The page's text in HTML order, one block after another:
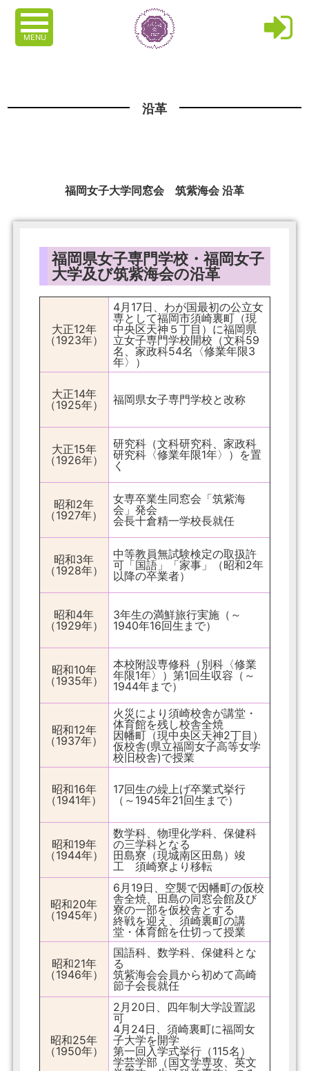
MENU
沿革
福岡女子大学同窓会 筑紫海会 沿革
福岡県女子専門学校・福岡女子
大学及び筑紫海会の沿革
大正12年
（1923年）
4月17日、わが国最初の公立女
専として福岡市須崎裏町（現
中央区天神５丁目）に福岡県
立女子専門学校開校（文科59
名、家政科54名〈修業年限3
年〉）
大正14年
（1925年）
福岡県女子専門学校と改称
大正15年
（1926年）
研究科（文科研究科、家政科
研究科〈修業年限1年〉）を置
く
昭和2年
（1927年）
女専卒業生同窓会「筑紫海
会」発会
会長十倉精一学校長就任
昭和3年
（1928年）
中等教員無試験検定の取扱許
可「国語」「家事」（昭和2年
以降の卒業者）
昭和4年
（1929年）
3年生の満鮮旅行実施（～
1940年16回生まで）
昭和10年
（1935年）
本校附設専修科（別科〈修業
年限1年〉）第1回生収容（～
1944年まで）
昭和12年
（1937年）
火災により須崎校舎が講堂・
体育館を残し校舎全焼
因幡町（現中央区天神2丁目）
仮校舎(県立福岡女子高等女学
校旧校舎)で授業
昭和16年
（1941年）
17回生の繰上げ卒業式挙行
（～1945年21回生まで）
昭和19年
（1944年）
数学科、物理化学科、保健科
の三学科となる
田島寮（現城南区田島）竣
工 須崎寮より移転
昭和20年
（1945年）
6月19日、空襲で因幡町の仮校
舎全焼、田島の同窓会館及び
寮の一部を仮校舎とする
終戦を迎え、須崎裏町の講
堂・体育館を仕切って授業
昭和21年
（1946年）
国語科、数学科、保健科とな
る
筑紫海会会員から初めて高崎
節子会長就任
昭和25年
（1950年）
2月20日、四年制大学設置認
可
4月24日、須崎裏町に福岡女
子大学を開学
第一回入学式挙行（115名）
学芸学部（国文学専攻、英文